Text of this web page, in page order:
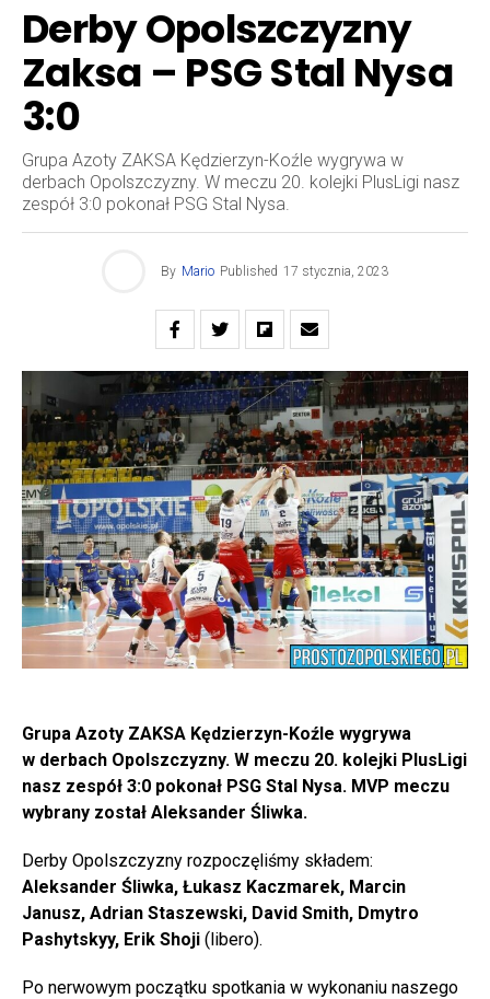
Derby Opolszczyzny
Zaksa – PSG Stal Nysa
3:0
Grupa Azoty ZAKSA Kędzierzyn-Koźle wygrywa w
derbach Opolszczyzny. W meczu 20. kolejki PlusLigi nasz
zespół 3:0 pokonał PSG Stal Nysa.
By Mario Published 17 stycznia, 2023
Grupa Azoty ZAKSA Kędzierzyn-Koźle wygrywa
w derbach Opolszczyzny. W meczu 20. kolejki PlusLigi
nasz zespół 3:0 pokonał PSG Stal Nysa. MVP meczu
wybrany został Aleksander Śliwka.
Derby Opolszczyzny rozpoczęliśmy składem:
Aleksander Śliwka, Łukasz Kaczmarek, Marcin
Janusz, Adrian Staszewski, David Smith, Dmytro
Pashytskyy, Erik Shoji (libero).
Po nerwowym początku spotkania w wykonaniu naszego